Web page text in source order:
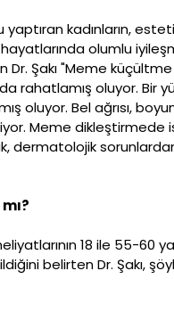
kadınların,
hayatlarında olumlu
Dr. Şakı "Meme
rahatlamış oluyor. Bir
oluyor. Bel ağrısı,
Meme dikleştirmede
dermatolojik
18 ile 55-60
belirten Dr. Şakı,